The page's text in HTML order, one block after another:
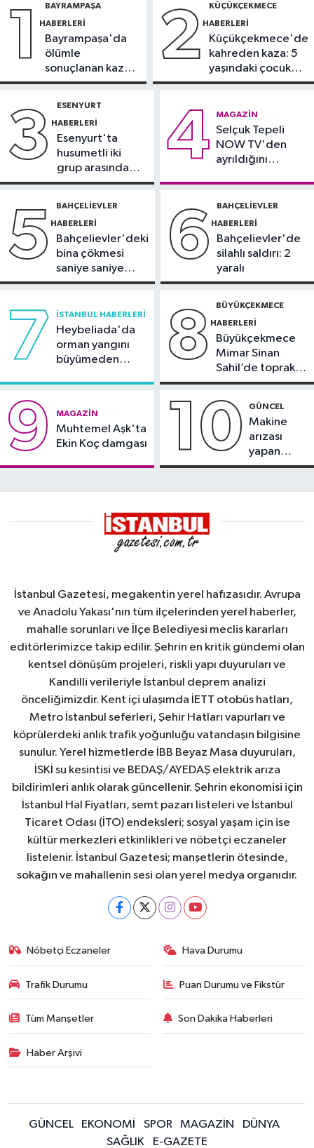
2026’da yer alacak takımlar belli
Fatih Haberleri
çeşmeleri birer birer ayağa
Avrupa Şampiyonası'na Riva'da
hazırlanıyor
sırasında 2 bina tahliye edildi
1 BAYRAMPAŞA
HABERLERI
Bayrampaşa'da
ölümle
sonuçlanan kaza:
Sürücü
2 KÜÇÜKÇEKMECE
HABERLERI
Küçükçekmece'de
kahreden kaza: 5
yaşındaki çocuk
yoğun bakımda
3 ESENYURT
HABERLERI
Esenyurt'ta
husumetli iki
grup arasında
silahlı kavga
4 MAGAZIN
Selçuk Tepeli
NOW TV'den
ayrıldığını
5 BAHÇELIEVLER
HABERLERI
Bahçelievler'deki
bina çökmesi
saniye saniye
görüntülendi
6 BAHÇELIEVLER
HABERLERI
Bahçelievler'de
silahlı saldırı: 2
yaralı
7 İSTANBUL HABERLERI
Heybeliada'da
orman yangını
büyümeden
8 BÜYÜKÇEKMECE
HABERLERI
Büyükçekmece
Mimar Sinan
Sahil’de toprak
kayması
9 MAGAZIN
Muhtemel Aşk'ta
Ekin Koç damgası
10 GÜNCEL
Makine
arızası
yapan
tanker,
alındı
İstanbul Gazetesi, megakentin yerel hafızasıdır. Avrupa
ve Anadolu Yakası'nın tüm ilçelerinden yerel haberler,
mahalle sorunları ve İlçe Belediyesi meclis kararları
editörlerimizce takip edilir. Şehrin en kritik gündemi olan
kentsel dönüşüm projeleri, riskli yapı duyuruları ve
Kandilli verileriyle İstanbul deprem analizi
önceliğimizdir. Kent içi ulaşımda İETT otobüs hatları,
Metro İstanbul seferleri, Şehir Hatları vapurları ve
köprülerdeki anlık trafik yoğunluğu vatandaşın bilgisine
sunulur. Yerel hizmetlerde İBB Beyaz Masa duyuruları,
İSKİ su kesintisi ve BEDAŞ/AYEDAŞ elektrik arıza
bildirimleri anlık olarak güncellenir. Şehrin ekonomisi için
İstanbul Hal Fiyatları, semt pazarı listeleri ve İstanbul
Ticaret Odası (İTO) endeksleri; sosyal yaşam için ise
kültür merkezleri etkinlikleri ve nöbetçi eczaneler
listelenir. İstanbul Gazetesi; manşetlerin ötesinde,
sokağın ve mahallenin sesi olan yerel medya organıdır.
Nöbetçi Eczaneler Hava Durumu
Trafik Durumu Puan Durumu ve Fikstür
Tüm Manşetler Son Dakika Haberleri
Haber Arşivi
GÜNCEL EKONOMİ SPOR MAGAZİN
DÜNYA
SAĞLIK
E-GAZETE